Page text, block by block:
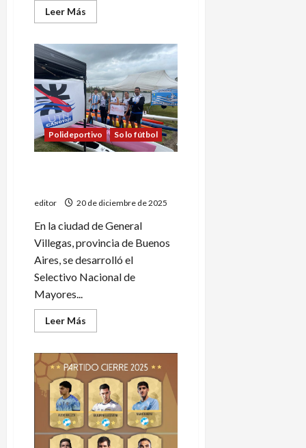
Leer Más
más
Hernández
en
el
radar
de
Boca
Juniors
Polideportivo Solo fútbol
editor 20 de diciembre de 2025
En la ciudad de General
Villegas, provincia de Buenos
Aires, se desarrolló el
Selectivo Nacional de
Mayores...
Leer Más
más
tarea
en
el
Selectivo
Nacional
de
canotaje